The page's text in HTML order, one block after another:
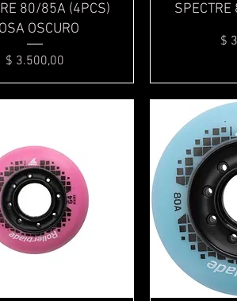
80/85A (4PCS)
OSCURO
Precio
$ 3.500,00
$